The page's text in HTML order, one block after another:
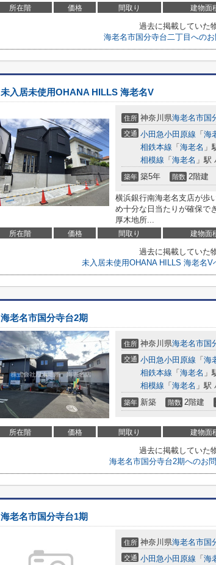
所在階 価格 間取り 建物面
過去に掲載していた
海老名市国分寺台二丁目への
未入居未使用OHANA HILLS 海老名V
住所 神奈川県海老名市国
交通 小田急小田原線 「 海
相鉄本線 「 海老名 」
相模線 「 海老名 」駅
築年 築5年 階数 2階建
横浜銀行南海老名支店が歩
め十分な日当たりが確保
厚木地所...
所在階 価格 間取り 建物面
過去に掲載していた
未入居未使用OHANA HILLS 海老名V
海老名市国分寺台2期
住所 神奈川県海老名市国
交通 小田急小田原線 「 海
相鉄本線 「 海老名 」
相模線 「 海老名 」駅
築年 新築 階数 2階建
所在階 価格 間取り 建物面
過去に掲載していた
海老名市国分寺台2期へのお
海老名市国分寺台1期
住所 神奈川県海老名市国
交通 小田急小田原線 「 海